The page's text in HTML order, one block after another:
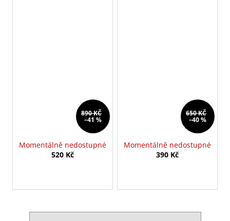
890 KČ
–41 %
Momentálně nedostupné
520 Kč
650 KČ
–40 %
Momentálně nedostupné
390 Kč